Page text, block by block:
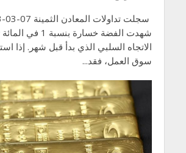
شهدت الفضة خسارة
الاتجاه السلبي الذي بدأ قبل شهر. إذا
سوق العمل، فقد...